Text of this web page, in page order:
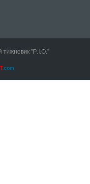
тижневик "Р.І.О."
.com